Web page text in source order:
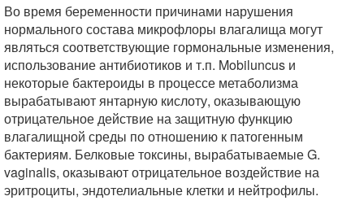
Во время беременности причинами нарушения
нормального состава микрофлоры влагалища могут
являться соответствующие гормональные изменения,
использование антибиотиков и т.п. Mobiluncus и
некоторые бактероиды в процессе метаболизма
вырабатывают янтарную кислоту, оказывающую
отрицательное действие на защитную функцию
влагалищной среды по отношению к патогенным
бактериям. Белковые токсины, вырабатываемые G.
vaginalis, оказывают отрицательное воздействие на
эритроциты, эндотелиальные клетки и нейтрофилы.